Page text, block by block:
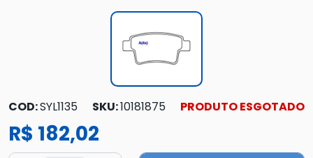
COD:SYL1135 SKU:10181875 PRODUTO ESGOTADO
R$ 182,02